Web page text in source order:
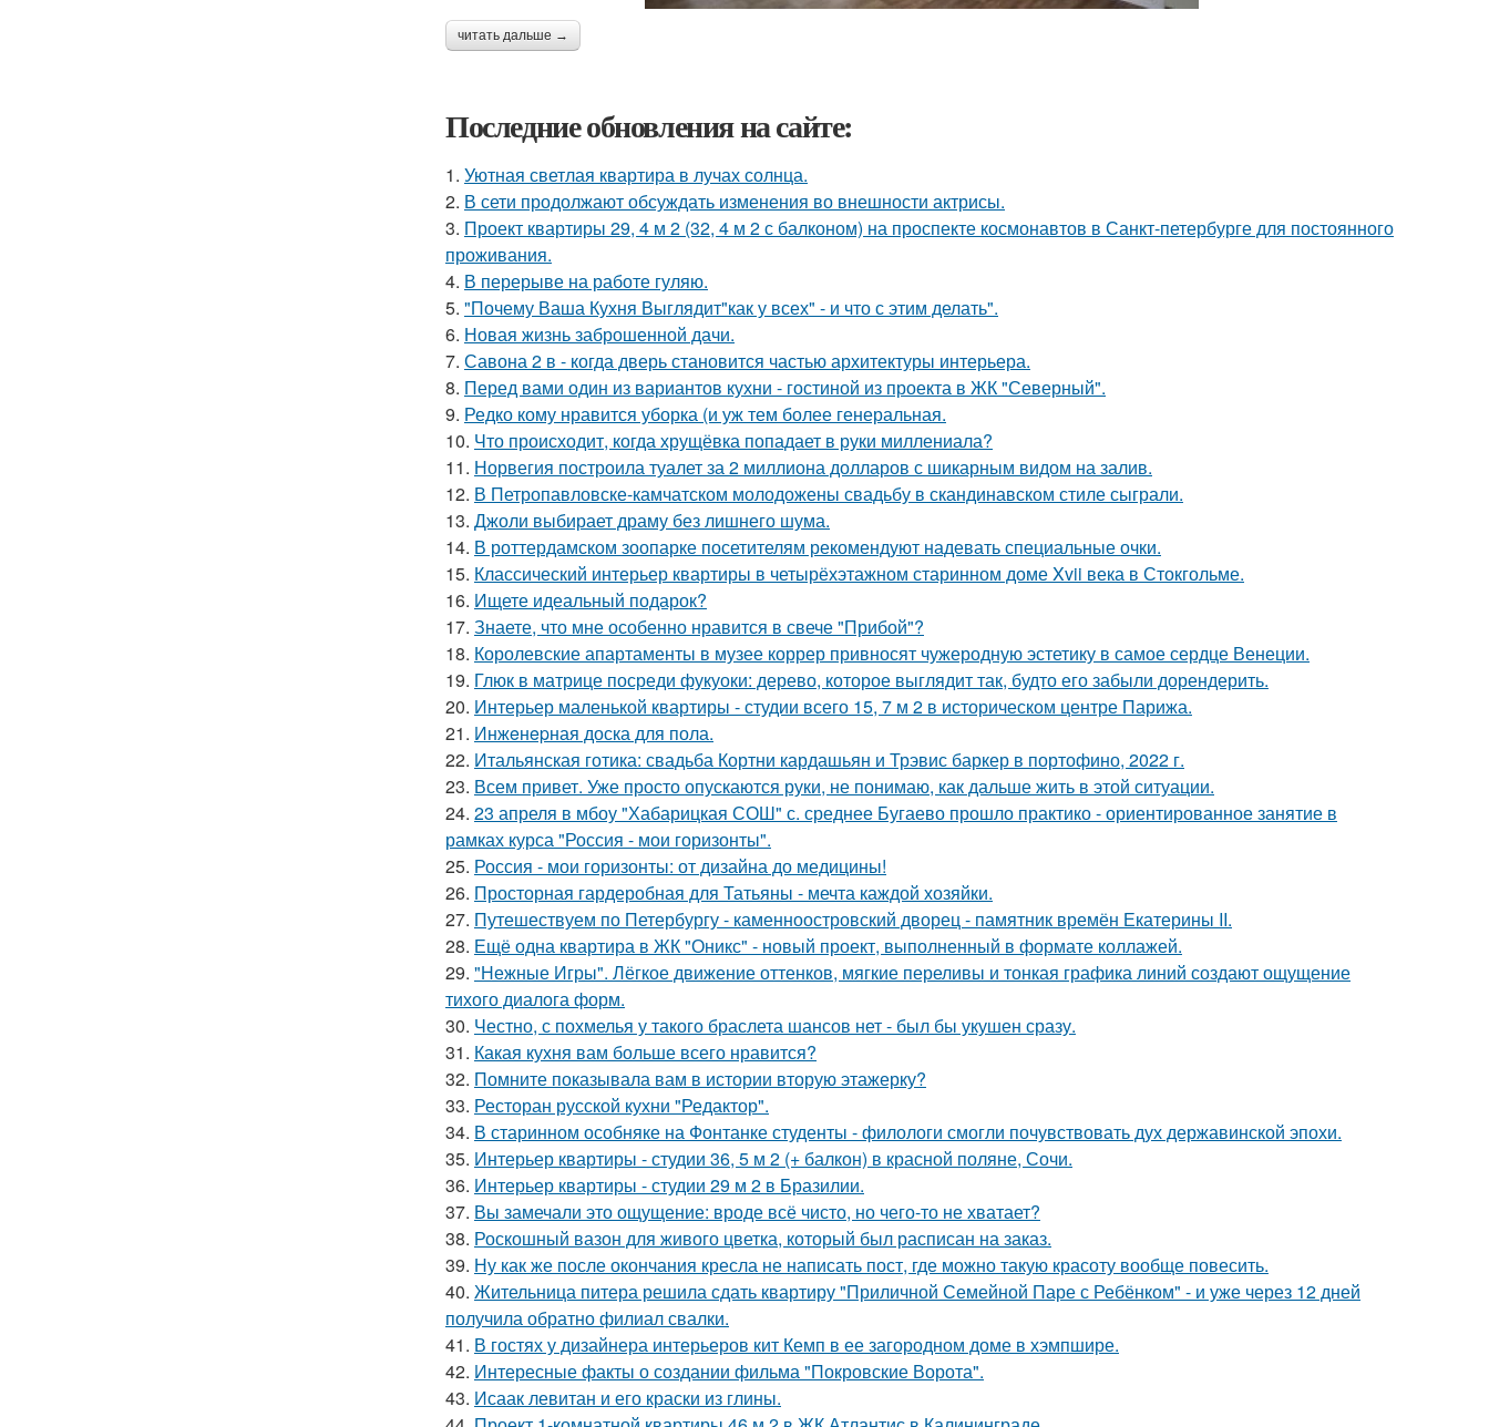
читать дальше →
Последние обновления на сайте:
1. Уютная светлая квартира в лучах солнца.
2. В сети продолжают обсуждать изменения во внешности актрисы.
3. Проект квартиры 29, 4 м 2 (32, 4 м 2 с балконом) на проспекте космонавтов в Санкт-петербурге для постоянного
проживания.
4. В перерыве на работе гуляю.
5. "Почему Ваша Кухня Выглядит"как у всех" - и что с этим делать".
6. Новая жизнь заброшенной дачи.
7. Савона 2 в - когда дверь становится частью архитектуры интерьера.
8. Перед вами один из вариантов кухни - гостиной из проекта в ЖК "Северный".
9. Редко кому нравится уборка (и уж тем более генеральная.
10. Что происходит, когда хрущёвка попадает в руки миллениала?
11. Норвегия построила туалет за 2 миллиона долларов с шикарным видом на залив.
12. В Петропавловске-камчатском молодожены свадьбу в скандинавском стиле сыграли.
13. Джоли выбирает драму без лишнего шума.
14. В роттердамском зоопарке посетителям рекомендуют надевать специальные очки.
15. Классический интерьер квартиры в четырёхэтажном старинном доме Xvii века в Стокгольме.
16. Ищете идеальный подарок?
17. Знаете, что мне особенно нравится в свече "Прибой"?
18. Королевские апартаменты в музее коррер привносят чужеродную эстетику в самое сердце Венеции.
19. Глюк в матрице посреди фукуоки: дерево, которое выглядит так, будто его забыли дорендерить.
20. Интерьер маленькой квартиры - студии всего 15, 7 м 2 в историческом центре Парижа.
21. Инжeнepная доска для пола.
22. Итальянская готика: свадьба Кортни кардашьян и Трэвис баркер в портофино, 2022 г.
23. Всем привет. Уже просто опускаются руки, не понимаю, как дальше жить в этой ситуации.
24. 23 апреля в мбоу "Хабарицкая СОШ" с. среднее Бугаево прошло практико - ориентированное занятие в
рамках курса "Россия - мои горизонты".
25. Россия - мои горизонты: от дизайна до медицины!
26. Просторная гардеробная для Татьяны - мечта каждой хозяйки.
27. Путешествуем по Петербургу - каменноостровский дворец - памятник времён Екатерины II.
28. Ещё одна квартира в ЖК "Оникс" - новый проект, выполненный в формате коллажей.
29. "Нежные Игры". Лёгкое движение оттенков, мягкие переливы и тонкая графика линий создают ощущение
тихого диалога форм.
30. Честно, с похмелья у такого браслета шансов нет - был бы укушен сразу.
31. Какая кухня вам больше всего нравится?
32. Помните показывала вам в истории вторую этажерку?
33. Ресторан русской кухни "Редактор".
34. В старинном особняке на Фонтанке студенты - филологи смогли почувствовать дух державинской эпохи.
35. Интерьер квартиры - студии 36, 5 м 2 (+ балкон) в красной поляне, Сочи.
36. Интерьер квартиры - студии 29 м 2 в Бразилии.
37. Вы замечали это ощущение: вроде всё чисто, но чего-то не хватает?
38. Роскошный вазон для живого цветка, который был расписан на заказ.
39. Ну как же после окончания кресла не написать пост, где можно такую красоту вообще повесить.
40. Жительница питера решила сдать квартиру "Приличной Семейной Паре с Ребёнком" - и уже через 12 дней
получила обратно филиал свалки.
41. В гостях у дизайнера интерьеров кит Кемп в ее загородном доме в хэмпшире.
42. Интересные факты о создании фильма "Покровские Ворота".
43. Исаак левитан и его краски из глины.